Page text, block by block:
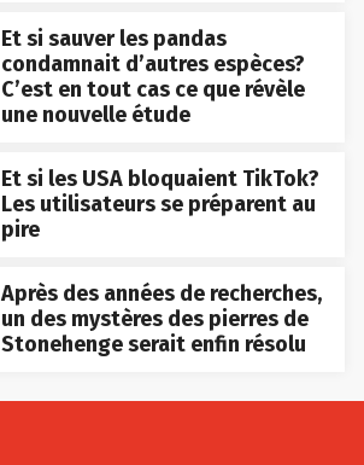
Et si sauver les pandas
condamnait d’autres espèces?
C’est en tout cas ce que révèle
une nouvelle étude
Et si les USA bloquaient TikTok?
Les utilisateurs se préparent au
pire
Après des années de recherches,
un des mystères des pierres de
Stonehenge serait enfin résolu